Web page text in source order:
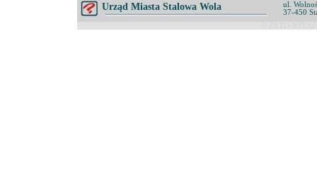
Urząd Miasta Stalowa Wola
ul.
37-450